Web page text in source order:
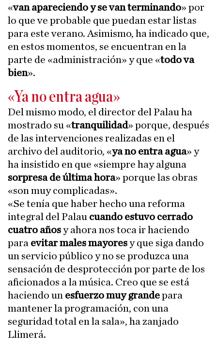
«van apareciendo y se van terminando» por
lo que ve probable que puedan estar listas
para este verano. Asimismo, ha indicado que,
en estos momentos, se encuentran en la
parte de «administración» y que «todo va
bien».
«Ya no entra agua»
Del mismo modo, el director del Palau ha
mostrado su «tranquilidad» porque, después
de las intervenciones realizadas en el
archivo del auditorio, «ya no entra agua» y
ha insistido en que «siempre hay alguna
sorpresa de última hora» porque las obras
«son muy complicadas».
«Se tenía que haber hecho una reforma
integral del Palau cuando estuvo cerrado
cuatro añosy ahora nos toca ir haciendo
para evitar males mayoresy que siga dando
un servicio público y no se produzca una
sensación de desprotección por parte de los
aficionados a la música. Creo que se está
haciendo un esfuerzo muy grandepara
mantener la programación, con una
seguridad total en la sala», ha zanjado
Llimerá.